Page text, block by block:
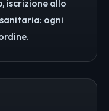
iscrizione allo
ogni